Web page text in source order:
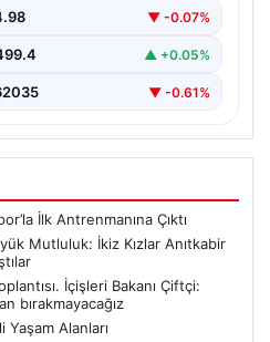
▼ -0.07%
▲ +0.05%
▼ -0.61%
İlk Antrenmanına Çıktı
Mutluluk: İkiz Kızlar Anıtkabir
İçişleri Bakanı Çiftçi:
bırakmayacağız
Alanları